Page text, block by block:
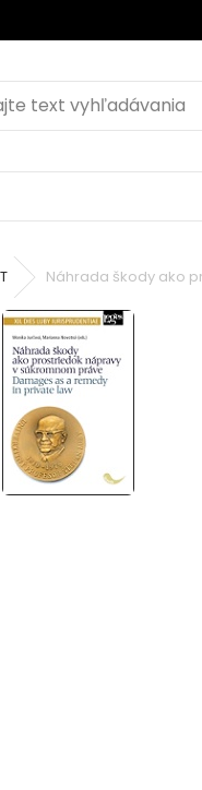
Náhrada škody ako